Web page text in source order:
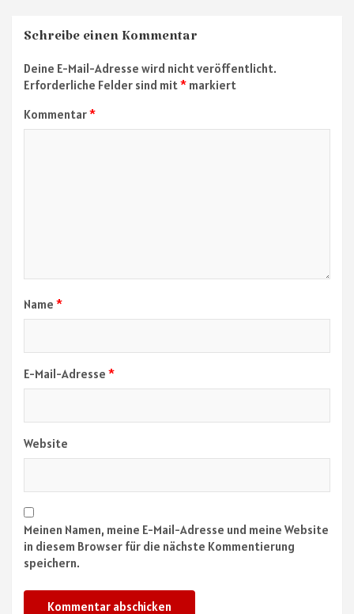
Schreibe einen Kommentar
Deine E-Mail-Adresse wird nicht veröffentlicht.
Erforderliche Felder sind mit* markiert
Kommentar*
Name *
E-Mail-Adresse *
Website
Meinen Namen, meine E-Mail-Adresse und meine Website
in diesem Browser für die nächste Kommentierung
speichern.